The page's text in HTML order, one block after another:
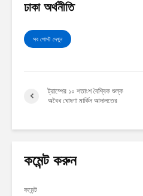
ঢাকা অর্থনীতি
সব পোস্ট দেখুন
ট্রাম্পের ১০ শতাংশ বৈশ্বিক শুল্ক
অবৈধ ঘোষণা মার্কিন আদালতের
কমেন্ট করুন
কমেন্ট